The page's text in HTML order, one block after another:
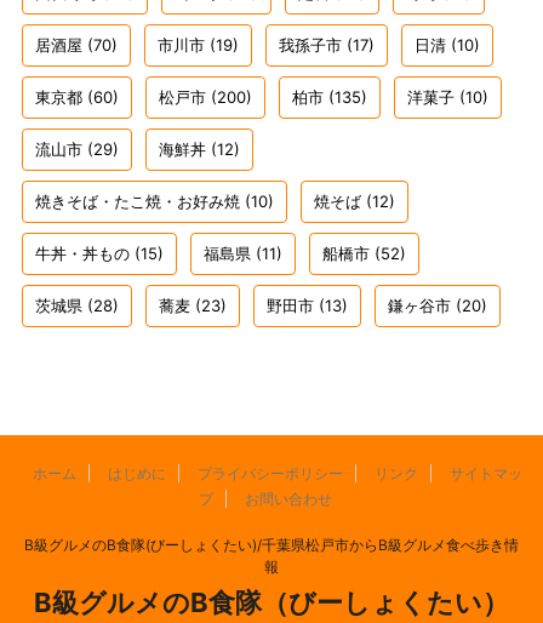
居酒屋 (70) 市川市 (19) 我孫子市 (17) 日清 (10)
東京都 (60) 松戸市 (200) 柏市 (135) 洋菓子 (10)
流山市 (29) 海鮮丼 (12)
焼きそば・たこ焼・お好み焼 (10) 焼そば (12)
牛丼・丼もの (15) 福島県 (11) 船橋市 (52)
茨城県 (28) 蕎麦 (23) 野田市 (13) 鎌ヶ谷市 (20)
ホーム はじめに プライバシーポリシー リンク
サイトマッ
プ
お問い合わせ
B級グルメのB食隊(びーしょくたい)/千葉県松戸市からB級グルメ食べ歩き情
報
B級グルメのB食隊（びーしょくたい）